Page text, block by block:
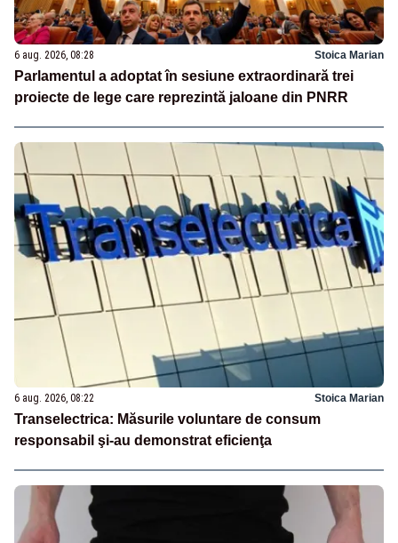
6 aug. 2026, 08:28 Stoica Marian
Parlamentul a adoptat în sesiune extraordinară trei
proiecte de lege care reprezintă jaloane din PNRR
6 aug. 2026, 08:22 Stoica Marian
Transelectrica: Măsurile voluntare de consum
responsabil şi-au demonstrat eficienţa